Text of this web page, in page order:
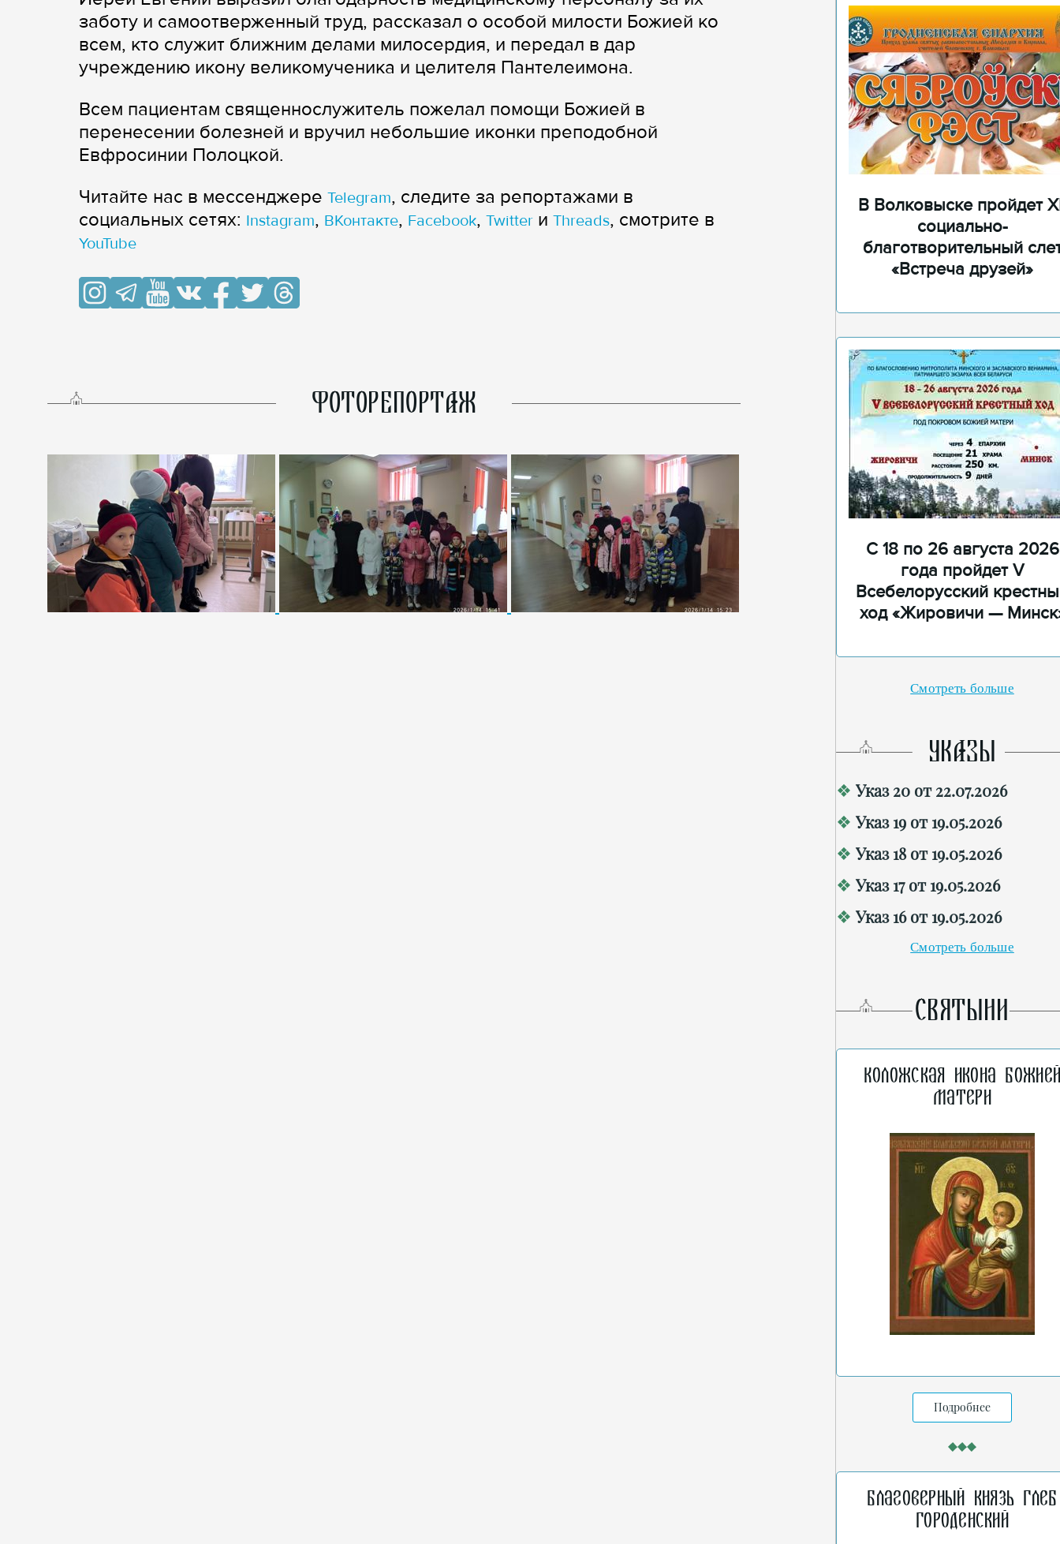
заботу и самоотверженный труд, рассказал о особой милости Божией ко
всем, кто служит ближним делами милосердия, и передал в дар
учреждению икону великомученика и целителя Пантелеимона.
Всем пациентам священнослужитель пожелал помощи Божией в
перенесении болезней и вручил небольшие иконки преподобной
Евфросинии Полоцкой.
Читайте нас в мессенджере Telegram, следите за репортажами в
cоциальных сетях: Instagram, ВКонтакте, Facebook, Twitter и Threads, смотрите в
YouTube
ФОТОРЕПОРТАЖ
В Волковыске пройдет
социально-
благотворительный
«Встреча друзей»
С 18 по 26 августа 2026
года пройдет V
Всебелорусский
ход «Жировичи —
Смотреть больше
УКАЗЫ
Указ 20 от 22.07.2026
Указ 19 от 19.05.2026
Указ 18 от 19.05.2026
Указ 17 от 19.05.2026
Указ 16 от 19.05.2026
Смотреть больше
СВЯТЫНИ
Коложская икона
Матери
Подробнее
Благоверный князь Глеб
Городенский